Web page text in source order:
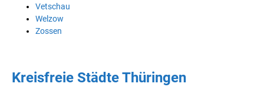
Vetschau
Welzow
Zossen
Kreisfreie Städte Thüringen